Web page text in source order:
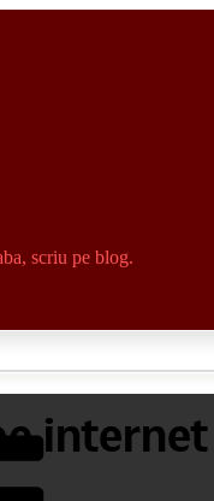
scriu pe blog.
internet